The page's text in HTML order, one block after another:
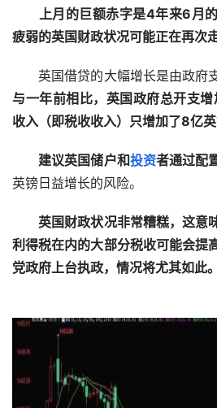
上月的巨额赤字是4年来6月
疲弱的英国财政状况可能正在再次走
英国借贷的大幅增长是由政府支
与一年前相比，英国政府总开支
收入（即税收收入）只增加了8亿英
建议英国储户和投资者通过配
英镑日益增长的风险。
英国财政状况非常糟糕，这意
利得税在内的大部分税收可能会提
党政府上台执政，情况将尤其如此。